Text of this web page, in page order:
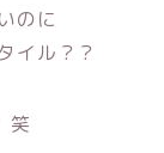
のに
イル？？
笑